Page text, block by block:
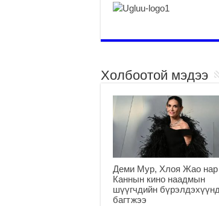
Холбоотой мэдээ
Деми Мур, Хлоя Жао нар
Каннын кино наадмын
шүүгчдийн бүрэлдэхүүнд
багтжээ